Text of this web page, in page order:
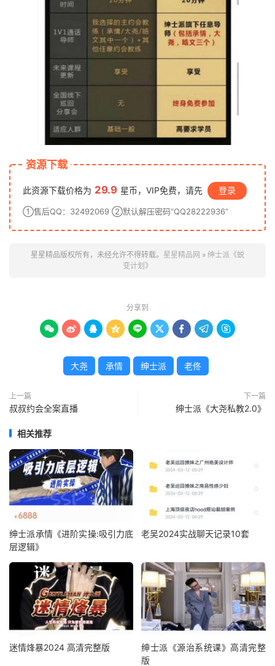
资源下载
此资源下载价格为 29.9 星币，VIP免费，请先 登录
①售后QQ：32492069 ②默认解压密码“QQ28222936”
星星精品版权所有，未经允许不得转载。 星星精品网 » 绅士派《蜕
变计划》
分享到
        
大尧 承情 绅士派 老佟
上一篇
叔叔约会全案直播
下一篇
绅士派《大尧私教2.0》
相关推荐
绅士派承情《进阶实操:吸引力底
层逻辑》
老吴2024实战聊天记录10套
迷情烽暴2024 高清完整版
绅士派《源治系统课》高清完整
版